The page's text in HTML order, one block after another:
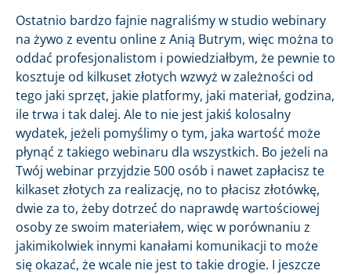
Ostatnio bardzo fajnie nagraliśmy w studio webinary
na żywo z eventu online z Anią Butrym, więc można to
oddać profesjonalistom i powiedziałbym, że pewnie to
kosztuje od kilkuset złotych wzwyż w zależności od
tego jaki sprzęt, jakie platformy, jaki materiał, godzina,
ile trwa i tak dalej. Ale to nie jest jakiś kolosalny
wydatek, jeżeli pomyślimy o tym, jaka wartość może
płynąć z takiego webinaru dla wszystkich. Bo jeżeli na
Twój webinar przyjdzie 500 osób i nawet zapłacisz te
kilkaset złotych za realizację, no to płacisz złotówkę,
dwie za to, żeby dotrzeć do naprawdę wartościowej
osoby ze swoim materiałem, więc w porównaniu z
jakimikolwiek innymi kanałami komunikacji to może
się okazać, że wcale nie jest to takie drogie. I jeszcze